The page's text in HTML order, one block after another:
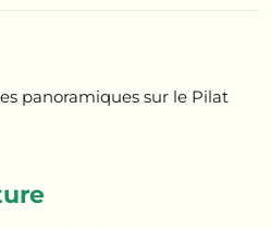
panoramiques sur le Pilat